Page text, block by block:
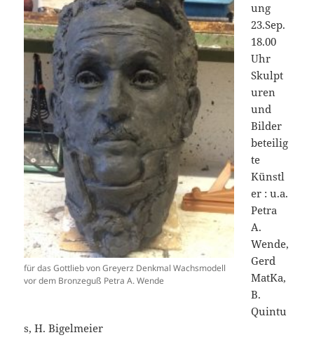
für das Gottlieb von Greyerz Denkmal Wachsmodell
vor dem Bronzeguß Petra A. Wende
ung
23.Sep.
18.00
Uhr
Skulpt
uren
und
Bilder
beteilig
te
Künstl
er : u.a.
Petra
A.
Wende,
Gerd
MatKa,
B.
Quintu
s, H. Bigelmeier